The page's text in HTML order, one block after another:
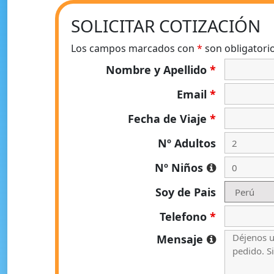
SOLICITAR COTIZACIÓN
Los campos marcados con * son
Nombre y Apellido*
Email*
Fecha de Viaje*
Nº Adultos
Nº Niños
Soy de Pais
Telefono*
Mensaje